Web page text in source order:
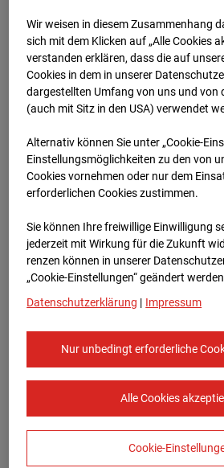
BC-173 - BV-
Oberursel
Lahnstraße, 61440 Oberursel
Zur
Europe/Berlin
Wir weisen in diesem Zusammenhang
sich mit dem Klicken auf „Alle Cookies
ver­standen erklären, dass die auf
Cookies in dem in unserer
dargestellten Umfang von uns und von
(auch mit Sitz in den USA) verwendet
Alternativ können Sie unter „Cookie-
Einstellungsmöglichkeiten zu den von
Cookies vornehmen oder nur dem
erforderlichen Cookies zustimmen.
Sie können Ihre freiwillige Einwilligung
jederzeit mit Wirkung für die Zukunft
renzen können in unserer
„Cookie-Einstellungen“ geändert
Datenschutzerklärung | Impressum
Nur unbedingt erforderliche
Alle Cookies
Cookie-